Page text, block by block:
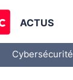
ACTUS
Cybersécurité